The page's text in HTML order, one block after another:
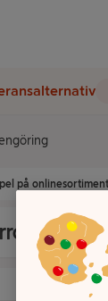
på